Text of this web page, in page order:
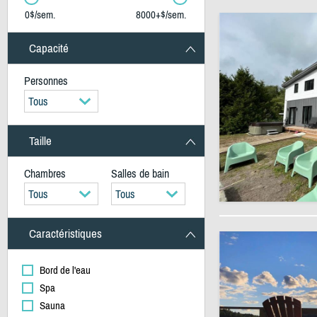
0$/sem. 8000+$/sem.
Capacité
Personnes
Tous
Taille
Chambres
Salles de bain
Tous
Tous
Caractéristiques
Bord de l'eau
Spa
Sauna